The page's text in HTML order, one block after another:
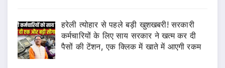
हरेली त्योहार से पहले बड़ी खुशखबरी! सरकारी
कर्मचारियों के लिए साय सरकार ने खत्म कर दी
पैसों की टेंशन, एक क्लिक में खाते में आएगी रकम